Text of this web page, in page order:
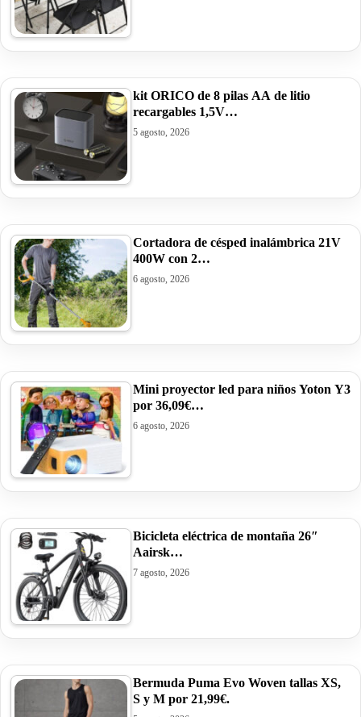
kit ORICO de 8 pilas AA de litio
recargables 1,5V…
5 agosto, 2026
Cortadora de césped inalámbrica 21V
400W con 2…
6 agosto, 2026
Mini proyector led para niños Yoton Y3
por 36,09€…
6 agosto, 2026
Bicicleta eléctrica de montaña 26″
Aairsk…
7 agosto, 2026
Bermuda Puma Evo Woven tallas XS,
S y M por 21,99€.